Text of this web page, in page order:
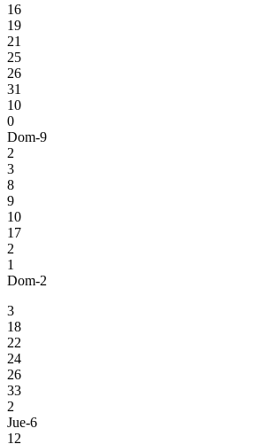
16
19
21
25
26
31
10
0
Dom-9
2
3
8
9
10
17
2
1
Dom-2
3
18
22
24
26
33
2
Jue-6
12